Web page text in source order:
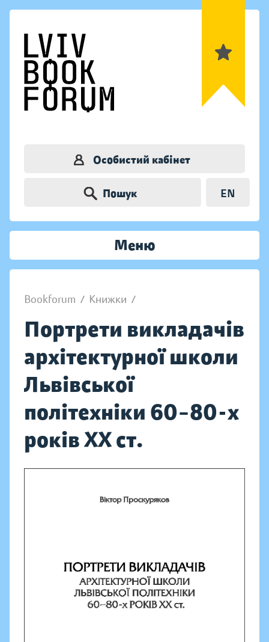
Особистий кабінет
Пошук EN
Меню
Bookforum / Книжки /
Портрети викладачів
архітектурної школи
Львівської
політехніки 60–80-х
років ХХ ст.